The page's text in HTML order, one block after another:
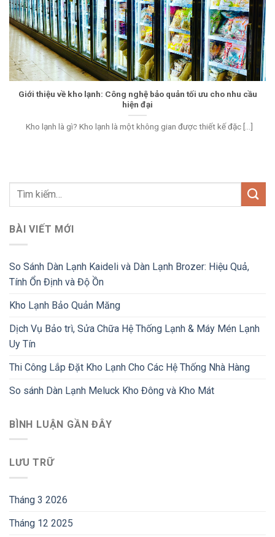
Giới thiệu về kho lạnh: Công nghệ bảo quản tối ưu cho nhu cầu
hiện đại
Kho lạnh là gì? Kho lạnh là một không gian được thiết kế đặc [...]
BÀI VIẾT MỚI
So Sánh Dàn Lạnh Kaideli và Dàn Lạnh Brozer: Hiệu Quả,
Tính Ổn Định và Độ Ồn
Kho Lạnh Bảo Quản Măng
Dịch Vụ Bảo trì, Sửa Chữa Hệ Thống Lạnh & Máy Mén Lạnh
Uy Tín
Thi Công Lắp Đặt Kho Lạnh Cho Các Hệ Thống Nhà Hàng
So sánh Dàn Lạnh Meluck Kho Đông và Kho Mát
BÌNH LUẬN GẦN ĐÂY
LƯU TRỮ
Tháng 3 2026
Tháng 12 2025